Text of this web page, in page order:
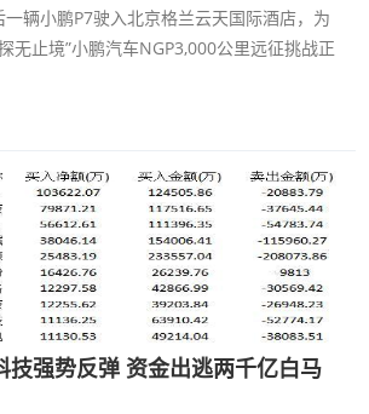
辆小鹏P7驶入北京格兰云天国际酒店，为
无止境”小鹏汽车NGP3,000公里远征挑战正
技强势反弹 资金出逃两千亿白马